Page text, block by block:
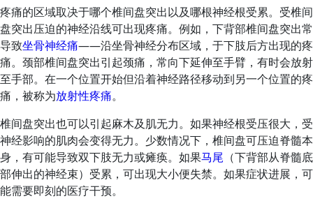
疼痛的区域取决于哪个椎间盘突出以及哪根神经根受累。受椎间
盘突出压迫的神经沿线可出现疼痛。例如，下背部椎间盘突出常
导致坐骨神经痛——沿坐骨神经分布区域，于下肢后方出现的疼
痛。颈部椎间盘突出引起颈痛，常向下延伸至手臂，有时会放射
至手部。在一个位置开始但沿着神经路径移动到另一个位置的疼
痛，被称为放射性疼痛。
椎间盘突出也可以引起麻木及肌无力。如果神经根受压很大，受
神经影响的肌肉会变得无力。少数情况下，椎间盘可压迫脊髓本
身，有可能导致双下肢无力或瘫痪。如果马尾 （下背部从脊髓底
部伸出的神经束）受累，可出现大小便失禁。如果症状进展，可
能需要即刻的医疗干预。